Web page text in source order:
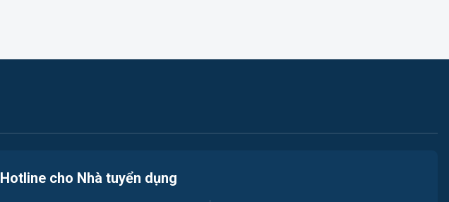
Luật
Nhân sự
Việc làm Bạch Đằng
Hotline cho Nhà tuyển dụng